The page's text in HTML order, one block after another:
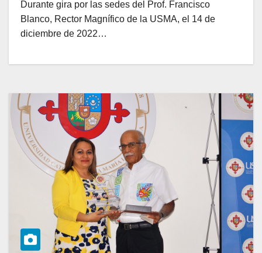
Durante gira por las sedes del Prof. Francisco
Blanco, Rector Magnífico de la USMA, el 14 de
diciembre de 2022…